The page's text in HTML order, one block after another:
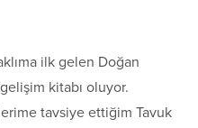
ilk gelen Doğan
kitabı oluyor.
tavsiye ettiğim Tavuk